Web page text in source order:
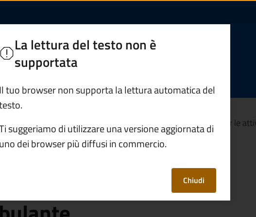
(Ce) e
Servizi
/ Ottenere la Carta di esercizio (Ce) e l'Attestazione annuale per le
esercizio (Ce) e
per le attività
La lettura del testo non è
supportata
Il tuo browser non supporta la lettura automatica del
suggeriamo di utilizzare una versione aggiornata di
uno dei browser più diffusi in commercio.
Chiudi